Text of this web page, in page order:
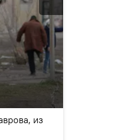
из